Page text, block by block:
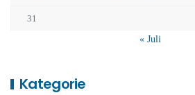
31
« Juli
Kategorie